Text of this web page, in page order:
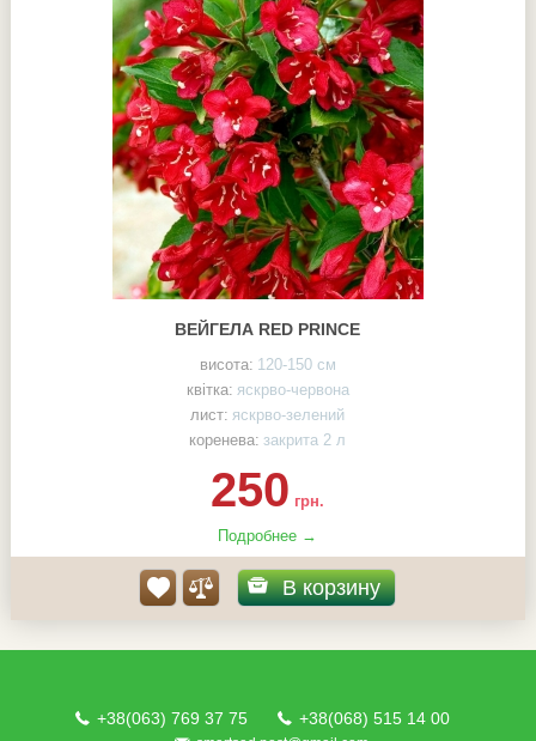
ВЕЙГЕЛА RED PRINCE
висота: 120-150 см
квітка: яскрво-червона
лист: яскрво-зелений
коренева: закрита 2 л
250 грн.
Подробнее →
В корзину
+38(063) 769 37 75 +38(068) 515 14 00